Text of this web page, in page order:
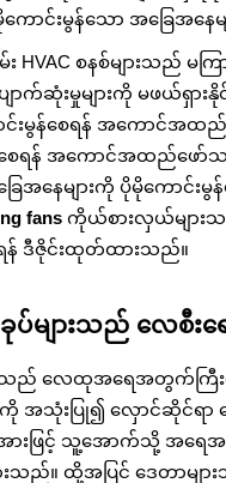
ကောင်းမွန်သော အခြေအနေ
HVAC စနစ်များသည် မက
ဆုံးမှုများကို မဖယ်ရှားနို
းမွန်စေရန် အကောင်အထည်
န် အကောင်အထည်ဖော်သည့်
နေများကို ပိုမိုကောင်းမွ
fans ကိုယ်စားလှယ်များသ
ဒီဇိုင်းထုတ်ထားသည်။
ခုပ်များသည် လေစီ
သည် လေထုအရေအတွက်ကြီးမ
ကို အသုံးပြု၍ လှောင်ဆိုင်ရ
ားဖြင့် သူ့အောက်သို့ အရေ
းသည်။ ထို့အပြင် ဒေတာမျ